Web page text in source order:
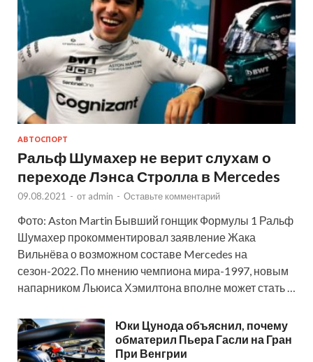
АВТОСПОРТ
Ральф Шумахер не верит слухам о
переходе Лэнса Стролла в Mercedes
09.08.2021 - от admin - Оставьте комментарий
Фото: Aston Martin Бывший гонщик Формулы 1 Ральф
Шумахер прокомментировал заявление Жака
Вильнёва о возможном составе Mercedes на
сезон-2022. По мнению чемпиона мира-1997, новым
напарником Льюиса Хэмилтона вполне может стать …
Юки Цунода объяснил, почему
обматерил Пьера Гасли на Гран
При Венгрии